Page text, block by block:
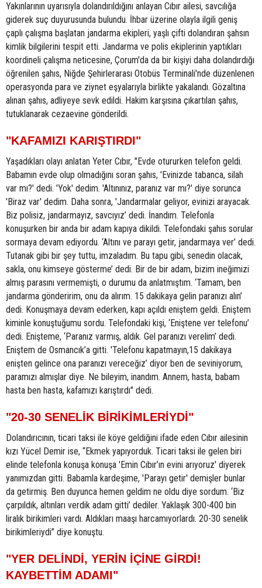
Yakınlarının uyarısıyla dolandırıldığını anlayan Cıbır ailesi, savcılığa
giderek suç duyurusunda bulundu. İhbar üzerine olayla ilgili geniş
çaplı çalışma başlatan jandarma ekipleri, yaşlı çifti dolandıran şahsın
kimlik bilgilerini tespit etti. Jandarma ve polis ekiplerinin yaptıkları
koordineli çalışma neticesine, Çorum'da da bir kişiyi daha dolandırdığı
öğrenilen şahıs, Niğde Şehirlerarası Otobüs Terminali'nde düzenlenen
operasyonda para ve ziynet eşyalarıyla birlikte yakalandı. Gözaltına
alınan şahıs, adliyeye sevk edildi. Hakim karşısına çıkartılan şahıs,
tutuklanarak cezaevine gönderildi.
"KAFAMIZI KARIŞTIRDI"
Yaşadıkları olayı anlatan Yeter Cıbır, "Evde otururken telefon geldi.
Babamın evde olup olmadığını soran şahıs, 'Evinizde tabanca, silah
var mı?' dedi. 'Yok' dedim. 'Altınınız, paranız var mı?' diye sorunca
'Biraz var' dedim. Daha sonra, 'Jandarmalar geliyor, evinizi arayacak.
Biz polisiz, jandarmayız, savcıyız’ dedi. İnandım. Telefonla
konuşurken bir anda bir adam kapıya dikildi. Telefondaki şahıs sorular
sormaya devam ediyordu. ‘Altını ve parayı getir, jandarmaya ver’ dedi.
Tutanak gibi bir şey tuttu, imzaladım. Bu tapu gibi, senedin olacak,
sakla, onu kimseye gösterme’ dedi. Bir de bir adam, bizim ineğimizi
almış parasını vermemişti, o durumu da anlatmıştım. ‘Tamam, ben
jandarma gönderirim, onu da alırım. 15 dakikaya gelin paranızı alın’
dedi. Konuşmaya devam ederken, kapı açıldı eniştem geldi. Eniştem
kiminle konuştuğumu sordu. Telefondaki kişi, ‘Eniştene ver telefonu’
dedi. Enişteme, ‘Paranız varmış, aldık. Gel paranızı verelim’ dedi.
Eniştem de Osmancık’a gitti. 'Telefonu kapatmayın,15 dakikaya
enişten gelince ona paranızı vereceğiz’ diyor ben de seviniyorum,
paramızı almışlar diye. Ne bileyim, inandım. Annem, hasta, babam
hasta ben hasta, kafamızı karıştırdı" dedi.
"20-30 SENELİK BİRİKİMLERİYDİ"
Dolandırıcının, ticari taksi ile köye geldiğini ifade eden Cıbır ailesinin
kızı Yücel Demir ise, “Ekmek yapıyorduk. Ticari taksi ile gelen biri
elinde telefonla konuşa konuşa 'Emin Cıbır’ın evini arıyoruz' diyerek
yanımızdan gitti. Babamla kardeşime, 'Parayı getir' demişler bunlar
da getirmiş. Ben duyunca hemen geldim ne oldu diye sordum. ‘Biz
çarpıldık, altınları verdik adam gitti’ dediler. Yaklaşık 300-400 bin
liralık birikimleri vardı. Aldıkları maaşı harcamıyorlardı. 20-30 senelik
birikimleriydi” diye konuştu.
"YER DELİNDİ, YERİN İÇİNE GİRDİ!
KAYBETTİM ADAMI"